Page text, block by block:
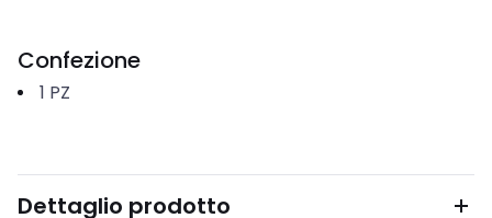
Confezione
1 PZ
Dettaglio prodotto